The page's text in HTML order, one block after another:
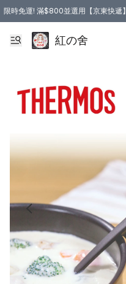
限時免運! 滿$800並選用【京東快遞】
紅の舍